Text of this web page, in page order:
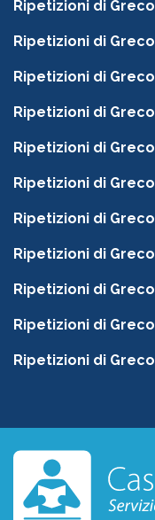
Ripetizioni di
Ripetizioni di
Ripetizioni di
Ripetizioni di
Ripetizioni di
Ripetizioni di
Ripetizioni di
Ripetizioni di
Ripetizioni di
Ripetizioni di
Ripetizioni di